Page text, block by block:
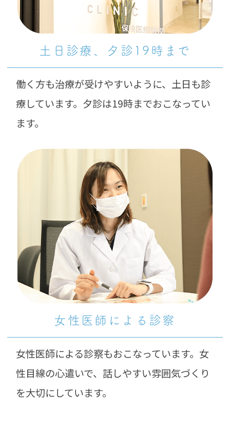
土日診療、 夕診19時まで
働く方も治療が受けやすいように、土日も診
療しています。夕診は19時までおこなってい
ます。
女性医師による診察
女性医師による診察もおこなっています。女
性目線の心遣いで、話しやすい雰囲気づくり
を大切にしています。